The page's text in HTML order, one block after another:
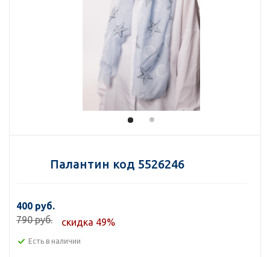
Палантин код 5526246
400 руб.
790 руб.
скидка 49%
Есть в наличии